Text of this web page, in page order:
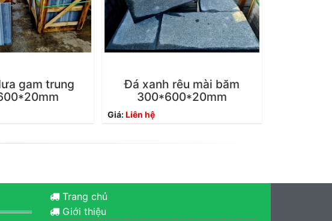
gam trung
Đá xanh rêu mài băm
300*600*20mm
Giá:Liên hệ
Trang chủ
Giới thiệu